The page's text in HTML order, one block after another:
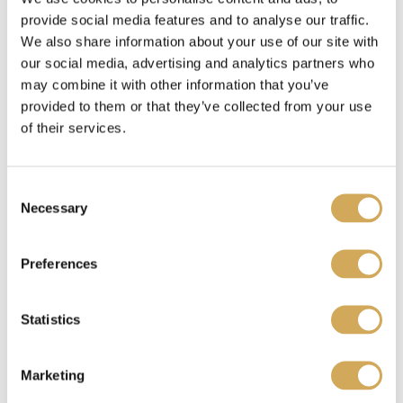
provide social media features and to analyse our traffic.
We also share information about your use of our site with
our social media, advertising and analytics partners who
may combine it with other information that you’ve
provided to them or that they’ve collected from your use
of their services.
Necessary
Preferences
Statistics
Marketing
Benieuwd waar je je Wasstraatpas kado kunt
inzetten? Bekijk hierwelke carwashes bij jou in
de buurt meedoen.
Ik heb een Wasstraatpas kado ontvangen, wat nu?
op onze
code representeert jouw reservering en fungeert
aan een medewerker van de gekozen